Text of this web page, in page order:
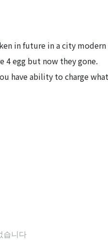
in future in a city
4 egg but now they gone.
have ability to charge
습니다